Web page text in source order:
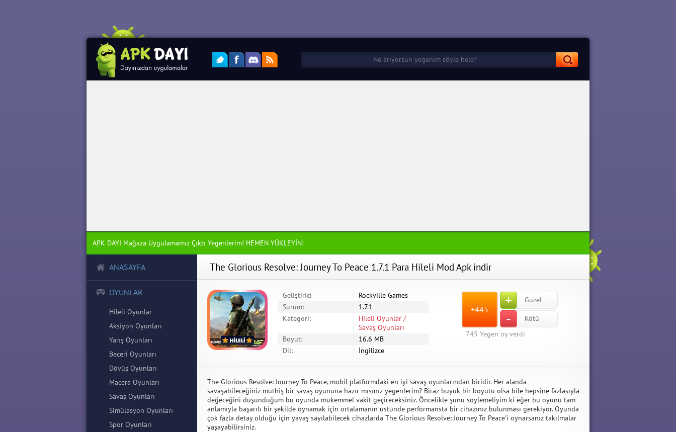
APK DAYI Mağaza Uygulamamız Çıktı Yegenlerim! HEMEN YÜKLEYİN!
ANASAYFA
OYUNLAR
Hileli Oyunlar
Aksiyon Oyunları
Yarış Oyunları
Beceri Oyunları
Dövüş Oyunları
Macera Oyunları
Savaş Oyunları
Simülasyon Oyunları
Spor Oyunları
The Glorious Resolve: Journey To Peace 1.7.1 Para Hileli Mod Apk indir
Geliştirici
Rockville Games
Sürüm:
1.7.1
Kategori:
Hileli Oyunlar /
Savaş Oyunları
Boyut:
16.6 MB
Dil:
İngilizce
+445
+ Güzel
-
Kötü
745 Yegen oy verdi
The Glorious Resolve: Journey To Peace, mobil platformdaki en iyi savaş oyunlarından biridir. Her alanda
savaşabileceğiniz müthiş bir savaş oyununa hazır mısınız yegenlerim? Biraz büyük bir boyutu olsa bile hepsine fazlasıyla
değeceğini düşündüğüm bu oyunda mükemmel vakit geçireceksiniz. Öncelikle şunu söylemeliyim ki eğer bu oyunu tam
anlamıyla başarılı bir şekilde oynamak için ortalamanın üstünde performansta bir cihazınız bulunması gerekiyor. Oyunda
çok fazla detay olduğu için yavaş sayılabilecek cihazlarda The Glorious Resolve: Journey To Peace'i oynarsanız takılmalar
yaşayabilirsiniz.